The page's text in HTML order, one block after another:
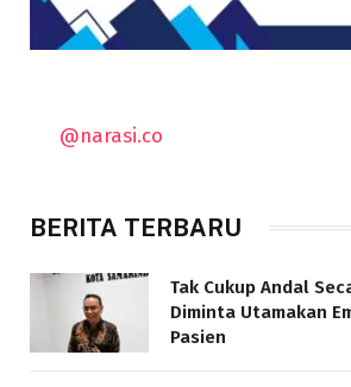
@narasi.co
BERITA TERBARU
Tak Cukup Andal
Diminta Utamakan
Pasien